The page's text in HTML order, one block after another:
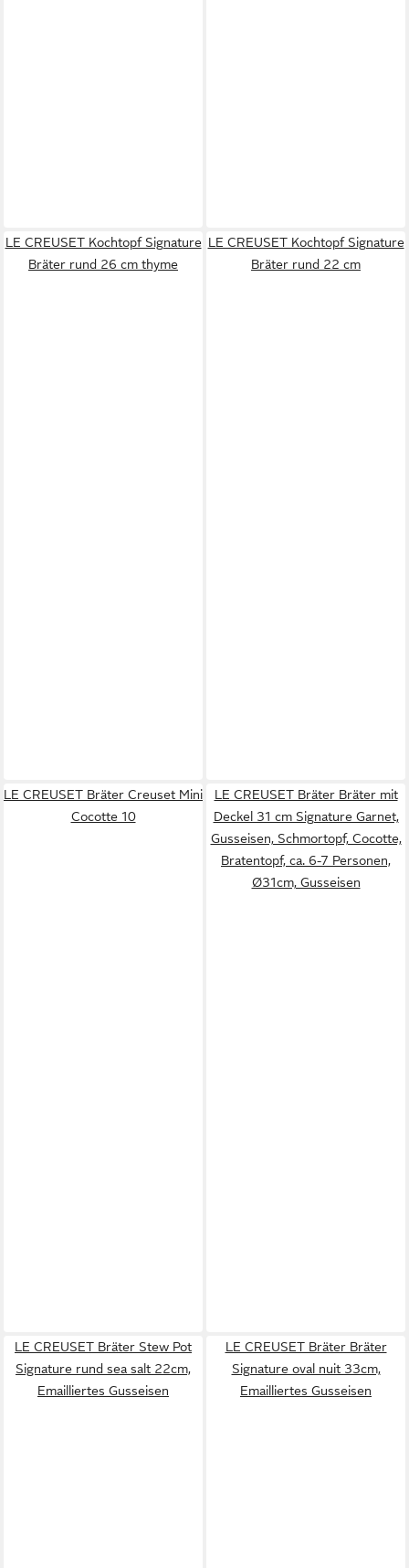
LE CREUSET Kochtopf Signature
Bräter rund 26 cm thyme
LE CREUSET Kochtopf Signature
Bräter rund 22 cm
LE CREUSET Bräter Creuset Mini
Cocotte 10
LE CREUSET Bräter Bräter mit
Deckel 31 cm Signature Garnet,
Gusseisen, Schmortopf, Cocotte,
Bratentopf, ca. 6-7 Personen,
Ø31cm, Gusseisen
LE CREUSET Bräter Stew Pot
Signature rund sea salt 22cm,
Emailliertes Gusseisen
LE CREUSET Bräter Bräter
Signature oval nuit 33cm,
Emailliertes Gusseisen